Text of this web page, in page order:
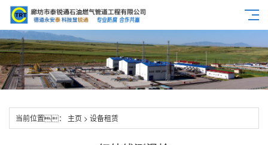
当前位置： 主页 > 设备租赁